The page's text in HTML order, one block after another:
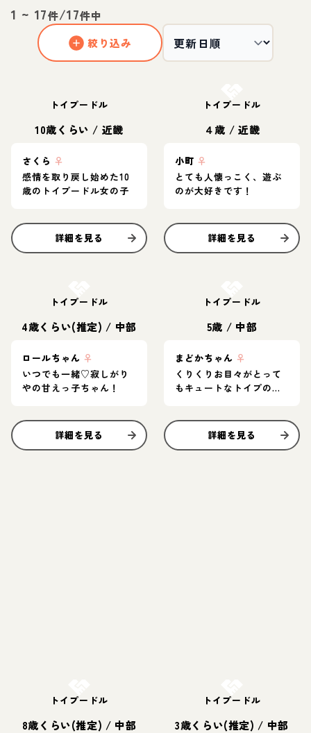
1 ~ 17件/17件中
絞り込み
トイプードル
10歳くらい / 近畿
さくら ♀
感情を取り戻し始めた10
歳のトイプードル女の子
詳細を見る
トイプードル
４歳 / 近畿
小町 ♀
とても人懐っこく、遊ぶ
のが大好きです！
詳細を見る
トイプードル
4歳くらい(推定) / 中部
ロールちゃん ♀
いつでも一緒♡寂しがり
やの甘えっ子ちゃん！
詳細を見る
トイプードル
5歳 / 中部
まどかちゃん ♀
くりくりお目々がとって
もキュートなトイプの女
詳細を見る
トイプードル
8歳くらい(推定) / 中部
トイプードル
3歳くらい(推定) / 中部